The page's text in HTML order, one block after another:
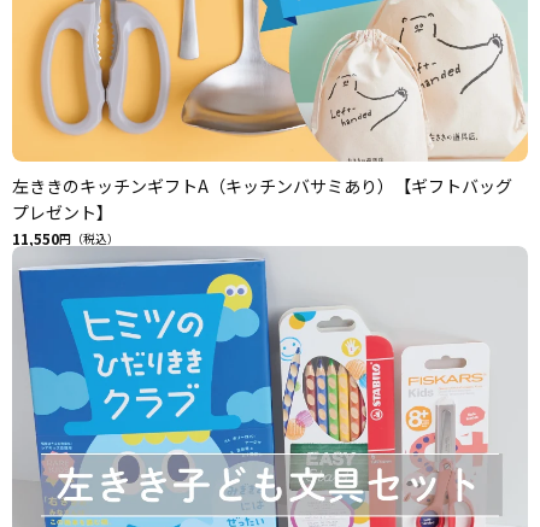
左ききのキッチンギフトA（キッチンバサミあり）【ギフトバッグ
プレゼント】
11,550円（税込）